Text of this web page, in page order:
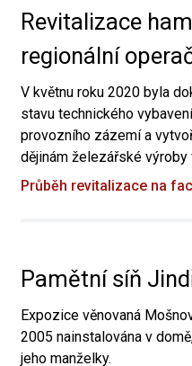
Revitalizace
regionální
V květnu roku 2020 byla
stavu technického
provozního zázemí a
dějinám železářské výroby
Průběh revitalizace na
Pamětní síň
Expozice věnovaná
2005 nainstalována v
jeho manželky.